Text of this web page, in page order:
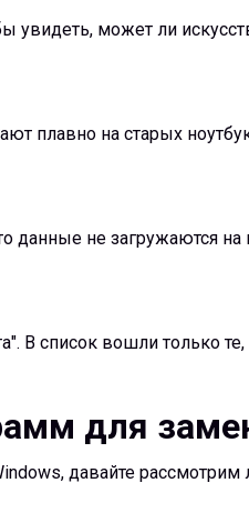
может ли
плавно на старых
данные не загружаются
В список вошли только
для
давайте